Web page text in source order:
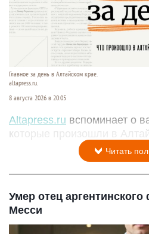
Главное за день в Алтайском крае.
altapress.ru.
8 августа 2026 в 20:05
Altapress.ru вспоминает о
которые произошли в
Читать
Умер отец
Месси